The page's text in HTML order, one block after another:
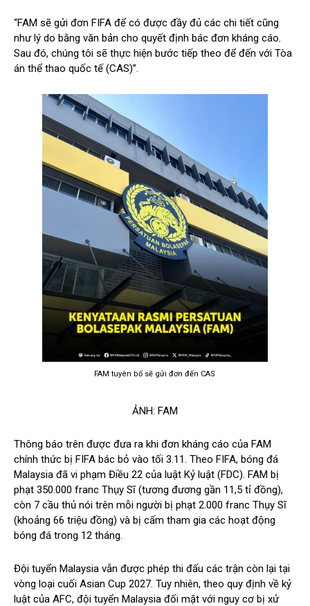
“FAM sẽ gửi đơn FIFA để có được đầy đủ các chi tiết cũng
như lý do bằng văn bản cho quyết định bác đơn kháng cáo.
Sau đó, chúng tôi sẽ thực hiện bước tiếp theo để đến với Tòa
án thể thao quốc tế (CAS)”.
FAM tuyên bố sẽ gửi đơn đến CAS
ẢNH: FAM
Thông báo trên được đưa ra khi đơn kháng cáo của FAM
chính thức bị FIFA bác bỏ vào tối 3.11. Theo FIFA, bóng đá
Malaysia đã vi phạm Điều 22 của luật Kỷ luật (FDC). FAM bị
phạt 350.000 franc Thụy Sĩ (tương đương gần 11,5 tỉ đồng),
còn 7 cầu thủ nói trên mỗi người bị phạt 2.000 franc Thụy Sĩ
(khoảng 66 triệu đồng) và bị cấm tham gia các hoạt động
bóng đá trong 12 tháng.
Đội tuyển Malaysia vẫn được phép thi đấu các trận còn lại tại
vòng loại cuối Asian Cup 2027. Tuy nhiên, theo quy định về kỷ
luật của AFC, đội tuyển Malaysia đối mặt với nguy cơ bị xử